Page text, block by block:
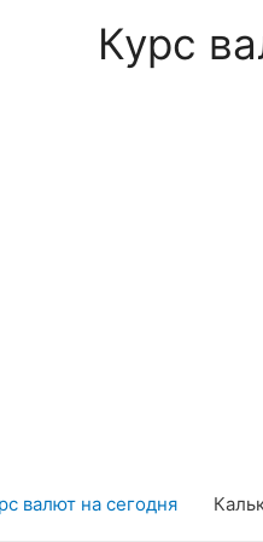
Курс
валют на сегодня